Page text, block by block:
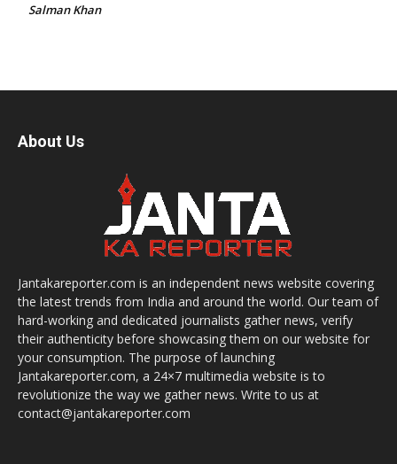
Salman Khan
About Us
Jantakareporter.com is an independent news website covering
the latest trends from India and around the world. Our team of
hard-working and dedicated journalists gather news, verify
their authenticity before showcasing them on our website for
your consumption. The purpose of launching
Jantakareporter.com, a 24×7 multimedia website is to
revolutionize the way we gather news. Write to us at
contact@jantakareporter.com